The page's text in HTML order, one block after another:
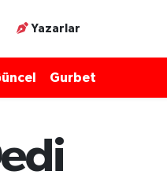
Yazarlar
Gurbet